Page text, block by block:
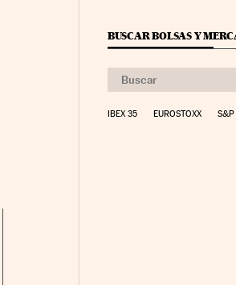
BUSCAR BOLSAS Y
IBEX 35 EUROSTOXX